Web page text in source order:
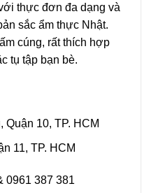
thực đơn đa dạng và
sắc ẩm thực Nhật.
cúng, rất thích hợp
tụ tập bạn bè.
10, TP. HCM
11, TP. HCM
0961 387 381